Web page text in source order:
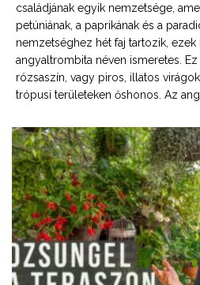
családjának egyik nemzetsége,
petúniának, a paprikának és a
nemzetséghez hét faj tartozik,
angyaltrombita néven ismeretes. Ez
rózsaszín, vagy piros, illatos
trópusi területeken őshonos. Az